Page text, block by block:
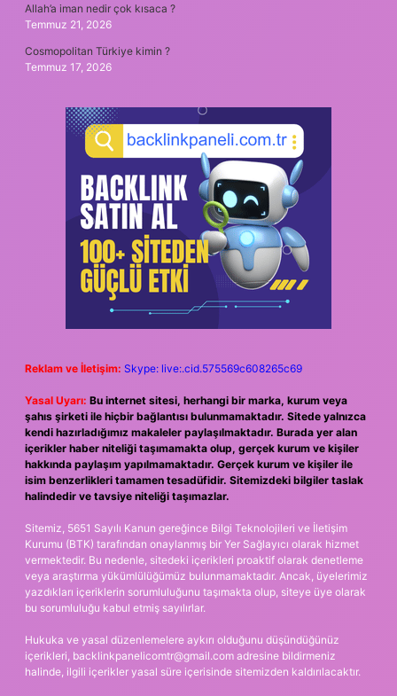
Allah’a iman nedir çok kısaca ?
Temmuz 21, 2026
Cosmopolitan Türkiye kimin ?
Temmuz 17, 2026
Reklam ve İletişim: Skype: live:.cid.575569c608265c69
Yasal Uyarı: Bu internet sitesi, herhangi bir marka, kurum veya
şahıs şirketi ile hiçbir bağlantısı bulunmamaktadır. Sitede yalnızca
kendi hazırladığımız makaleler paylaşılmaktadır. Burada yer alan
içerikler haber niteliği taşımamakta olup, gerçek kurum ve kişiler
hakkında paylaşım yapılmamaktadır. Gerçek kurum ve kişiler ile
isim benzerlikleri tamamen tesadüfidir. Sitemizdeki bilgiler taslak
halindedir ve tavsiye niteliği taşımazlar.
Sitemiz, 5651 Sayılı Kanun gereğince Bilgi Teknolojileri ve İletişim
Kurumu (BTK) tarafından onaylanmış bir Yer Sağlayıcı olarak hizmet
vermektedir. Bu nedenle, sitedeki içerikleri proaktif olarak denetleme
veya araştırma yükümlülüğümüz bulunmamaktadır. Ancak, üyelerimiz
yazdıkları içeriklerin sorumluluğunu taşımakta olup, siteye üye olarak
bu sorumluluğu kabul etmiş sayılırlar.
Hukuka ve yasal düzenlemelere aykırı olduğunu düşündüğünüz
içerikleri, backlinkpanelicomtr@gmail.com adresine bildirmeniz
halinde, ilgili içerikler yasal süre içerisinde sitemizden kaldırılacaktır.